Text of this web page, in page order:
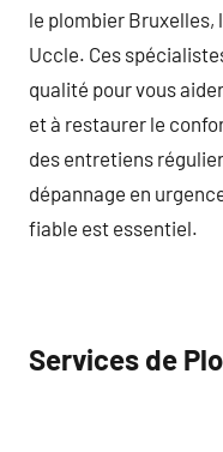
le plombier Bruxelles,
Uccle. Ces
qualité pour vous
et à restaurer le
des entretiens
dépannage en
fiable est essentiel.
Services de